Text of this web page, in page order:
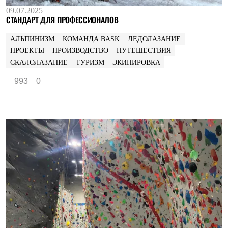
С синтетическим утеплителем
Аксессуары для спальников
Сумки и баулы
Баулы
Сумки
Гермомешки
Книги
Женская обувь
Сапоги
Ботинки
Мужская обувь
Ботинки
Кроссовки
Сапоги
Гамаши и бахилы
Гамаши
Бахилы
Тапочки и чуни
09.07.2025
СТАНДАРТ ДЛЯ ПРОФЕССИОНАЛОВ
АЛЬПИНИЗМ КОМАНДА BASK
ЛЕДОЛАЗАНИЕ
ПРОЕКТЫ
ПРОИЗВОДСТВО
ПУТЕШЕСТВИЯ
СКАЛОЛАЗАНИЕ
ТУРИЗМ ЭКИПИРОВКА
993 0